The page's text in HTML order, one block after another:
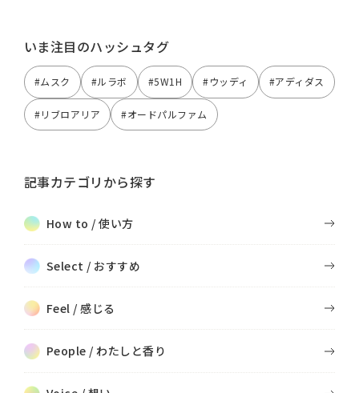
いま注目のハッシュタグ
#ムスク #ルラボ #5W1H #ウッディ #アディダス
#リブロアリア #オードパルファム
記事カテゴリから探す
How to / 使い方
Select / おすすめ
Feel / 感じる
People / わたしと香り